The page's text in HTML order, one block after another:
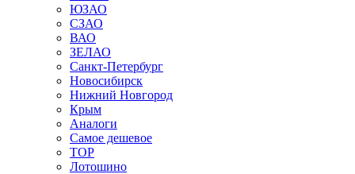
ЮЗАО
СЗАО
ВАО
ЗЕЛАО
Санкт-Петербург
Новосибирск
Нижний Новгород
Крым
Аналоги
Самое дешевое
TOP
Лотошино